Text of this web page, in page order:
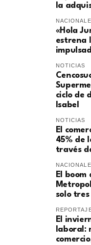
la
«Hola
estrena
NOTICIAS
ciclo de
Isabel
NOTICIAS
El
45% de
través
El boom
solo tres
El
laboral: